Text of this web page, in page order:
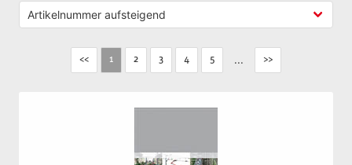
<< 1 2 3 4 5 ... >>